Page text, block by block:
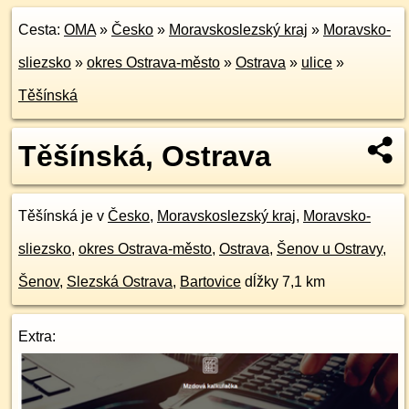
Cesta: OMA» Česko » Moravskoslezský kraj » Moravsko-
sliezsko » okres Ostrava-město » Ostrava » ulice »
Těšínská
Těšínská, Ostrava
Těšínská je v Česko, Moravskoslezský kraj, Moravsko-
sliezsko, okres Ostrava-město, Ostrava, Šenov u Ostravy,
Šenov, Slezská Ostrava, Bartovice dĺžky 7,1 km
Extra: